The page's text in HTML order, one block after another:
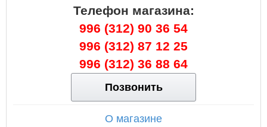
Телефон магазина:
996 (312) 90 36 54
996 (312) 87 12 25
996 (312) 36 88 64
Позвонить
О магазине